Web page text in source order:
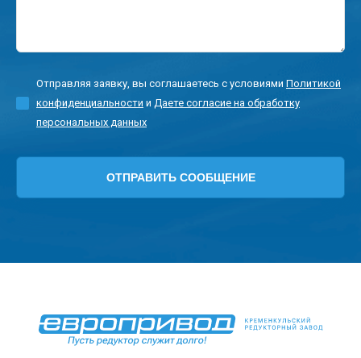
Отправляя заявку, вы соглашаетесь с условиями Политикой
конфиденциальности и Даете согласие на обработку
персональных данных